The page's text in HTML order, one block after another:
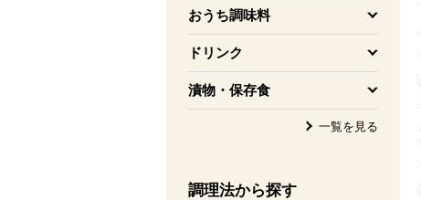
おうち調味料
を開く
ドリンク
を開く
漬物・保存食
を開く
一覧を見る
調理法から探す